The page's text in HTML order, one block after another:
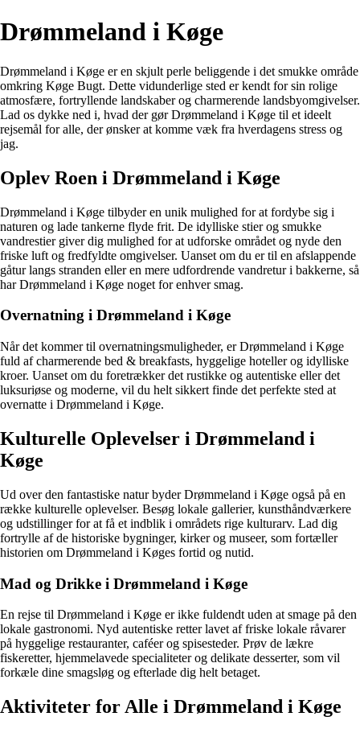
Drømmeland i Køge
Drømmeland i Køge er en skjult perle beliggende i det smukke område
omkring Køge Bugt. Dette vidunderlige sted er kendt for sin rolige
atmosfære, fortryllende landskaber og charmerende landsbyomgivelser.
Lad os dykke ned i, hvad der gør Drømmeland i Køge til et ideelt
rejsemål for alle, der ønsker at komme væk fra hverdagens stress og
jag.
Oplev Roen i Drømmeland i Køge
Drømmeland i Køge tilbyder en unik mulighed for at fordybe sig i
naturen og lade tankerne flyde frit. De idylliske stier og smukke
vandrestier giver dig mulighed for at udforske området og nyde den
friske luft og fredfyldte omgivelser. Uanset om du er til en afslappende
gåtur langs stranden eller en mere udfordrende vandretur i bakkerne, så
har Drømmeland i Køge noget for enhver smag.
Overnatning i Drømmeland i Køge
Når det kommer til overnatningsmuligheder, er Drømmeland i Køge
fuld af charmerende bed & breakfasts, hyggelige hoteller og idylliske
kroer. Uanset om du foretrækker det rustikke og autentiske eller det
luksuriøse og moderne, vil du helt sikkert finde det perfekte sted at
overnatte i Drømmeland i Køge.
Kulturelle Oplevelser i Drømmeland i
Køge
Ud over den fantastiske natur byder Drømmeland i Køge også på en
række kulturelle oplevelser. Besøg lokale gallerier, kunsthåndværkere
og udstillinger for at få et indblik i områdets rige kulturarv. Lad dig
fortrylle af de historiske bygninger, kirker og museer, som fortæller
historien om Drømmeland i Køges fortid og nutid.
Mad og Drikke i Drømmeland i Køge
En rejse til Drømmeland i Køge er ikke fuldendt uden at smage på den
lokale gastronomi. Nyd autentiske retter lavet af friske lokale råvarer
på hyggelige restauranter, caféer og spisesteder. Prøv de lækre
fiskeretter, hjemmelavede specialiteter og delikate desserter, som vil
forkæle dine smagsløg og efterlade dig helt betaget.
Aktiviteter for Alle i Drømmeland i Køge